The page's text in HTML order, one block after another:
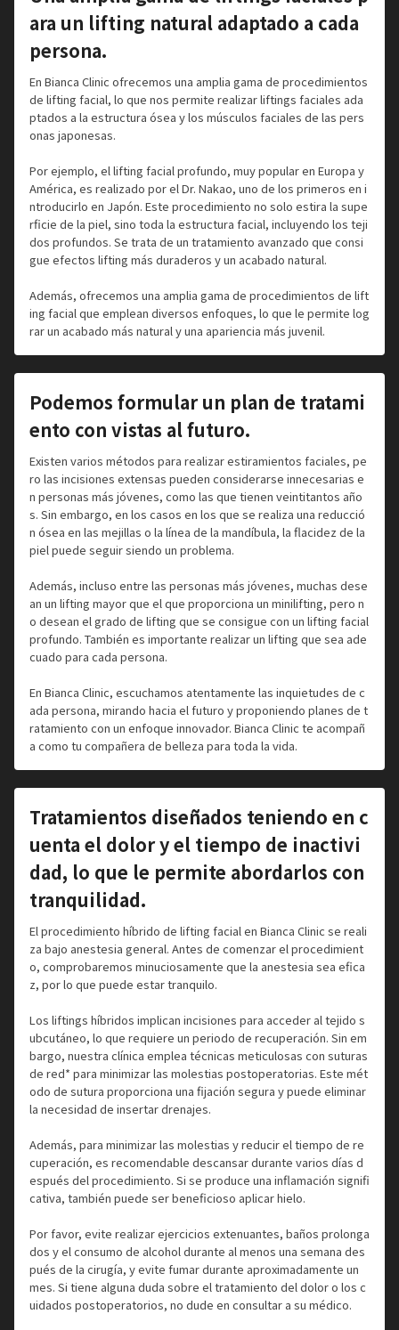
ara un lifting natural adaptado a cada
persona.
En Bianca Clinic ofrecemos una amplia gama de procedimientos
de lifting facial, lo que nos permite realizar liftings faciales ada
ptados a la estructura ósea y los músculos faciales de las pers
onas japonesas.
Por ejemplo, el lifting facial profundo, muy popular en Europa y
América, es realizado por el Dr. Nakao, uno de los primeros en i
ntroducirlo en Japón. Este procedimiento no solo estira la supe
rficie de la piel, sino toda la estructura facial, incluyendo los teji
dos profundos. Se trata de un tratamiento avanzado que consi
gue efectos lifting más duraderos y un acabado natural.
Además, ofrecemos una amplia gama de procedimientos de lift
ing facial que emplean diversos enfoques, lo que le permite log
rar un acabado más natural y una apariencia más juvenil.
Podemos formular un plan de tratami
ento con vistas al futuro.
Existen varios métodos para realizar estiramientos faciales, pe
ro las incisiones extensas pueden considerarse innecesarias e
n personas más jóvenes, como las que tienen veintitantos año
s. Sin embargo, en los casos en los que se realiza una reducció
n ósea en las mejillas o la línea de la mandíbula, la flacidez de la
piel puede seguir siendo un problema.
Además, incluso entre las personas más jóvenes, muchas dese
an un lifting mayor que el que proporciona un minilifting, pero n
o desean el grado de lifting que se consigue con un lifting facial
profundo. También es importante realizar un lifting que sea ade
cuado para cada persona.
En Bianca Clinic, escuchamos atentamente las inquietudes de c
ada persona, mirando hacia el futuro y proponiendo planes de t
ratamiento con un enfoque innovador. Bianca Clinic te acompañ
a como tu compañera de belleza para toda la vida.
Tratamientos diseñados teniendo en c
uenta el dolor y el tiempo de inactivi
dad, lo que le permite abordarlos con
tranquilidad.
El procedimiento híbrido de lifting facial en Bianca Clinic se reali
za bajo anestesia general. Antes de comenzar el procedimient
o, comprobaremos minuciosamente que la anestesia sea efica
z, por lo que puede estar tranquilo.
Los liftings híbridos implican incisiones para acceder al tejido s
ubcutáneo, lo que requiere un periodo de recuperación. Sin em
bargo, nuestra clínica emplea técnicas meticulosas con suturas
de red* para minimizar las molestias postoperatorias. Este mét
odo de sutura proporciona una fijación segura y puede eliminar
la necesidad de insertar drenajes.
Además, para minimizar las molestias y reducir el tiempo de re
cuperación, es recomendable descansar durante varios días d
espués del procedimiento. Si se produce una inflamación signifi
cativa, también puede ser beneficioso aplicar hielo.
Por favor, evite realizar ejercicios extenuantes, baños prolonga
dos y el consumo de alcohol durante al menos una semana des
pués de la cirugía, y evite fumar durante aproximadamente un
mes. Si tiene alguna duda sobre el tratamiento del dolor o los c
uidados postoperatorios, no dude en consultar a su médico.